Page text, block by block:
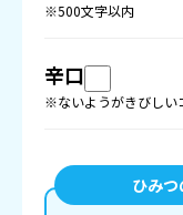
※500文字以内
辛口
※ないようがきびしい
ひみ